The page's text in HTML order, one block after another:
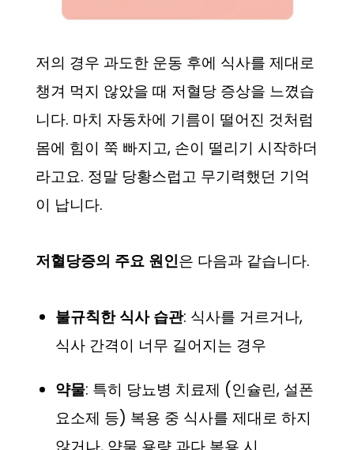
저의 경우 과도한 운동 후에 식사를 제대로
챙겨 먹지 않았을 때 저혈당 증상을 느꼈습
니다. 마치 자동차에 기름이 떨어진 것처럼
몸에 힘이 쭉 빠지고, 손이 떨리기 시작하더
라고요. 정말 당황스럽고 무기력했던 기억
이 납니다.
저혈당증의 주요 원인은 다음과 같습니다.
불규칙한 식사 습관: 식사를 거르거나,
식사 간격이 너무 길어지는 경우
약물: 특히 당뇨병 치료제 (인슐린, 설폰
요소제 등) 복용 중 식사를 제대로 하지